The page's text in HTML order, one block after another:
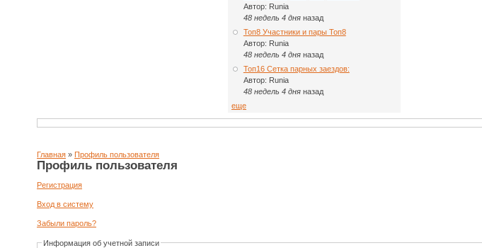
Автор: Runia
48 недель 4 дняназад
Топ8 Участники и пары Топ8
Автор: Runia
48 недель 4 дняназад
Топ16 Сетка парных заездов:
Автор: Runia
48 недель 4 дняназад
еще
Главная » Профиль пользователя
Профиль пользователя
Регистрация
Вход в систему
Забыли пароль?
Информация об учетной записи